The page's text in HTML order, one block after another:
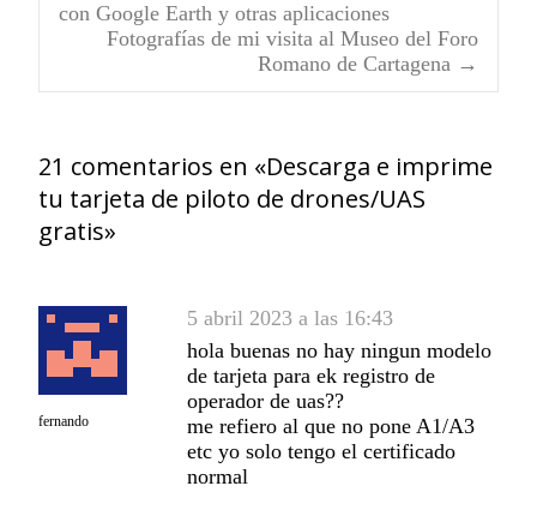
de
entradas
con Google Earth y otras aplicaciones
Fotografías de mi visita al Museo del Foro
Romano de Cartagena →
21 comentarios en «Descarga e imprime
tu tarjeta de piloto de drones/UAS
gratis»
fernando
5 abril 2023 a las 16:43
hola buenas no hay ningun modelo
de tarjeta para ek registro de
operador de uas??
me refiero al que no pone A1/A3
etc yo solo tengo el certificado
normal